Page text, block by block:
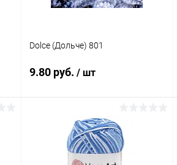
Dolce (Дольче) 801
9.80 руб. / шт
В корзину
Купить в 1 клик Сравнение